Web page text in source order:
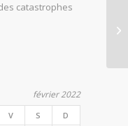
catastrophes
février 2022
V S
D